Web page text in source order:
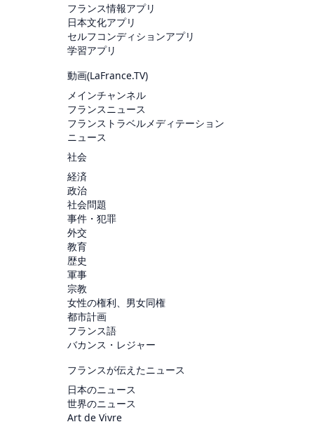
フランス情報アプリ
日本文化アプリ
セルフコンディションアプリ
学習アプリ
動画(LaFrance.TV)
メインチャンネル
フランスニュース
フランストラベルメディテーション
ニュース
社会
経済
政治
社会問題
事件・犯罪
外交
教育
歴史
軍事
宗教
女性の権利、男女同権
都市計画
フランス語
バカンス・レジャー
フランスが伝えたニュース
日本のニュース
世界のニュース
Art de Vivre